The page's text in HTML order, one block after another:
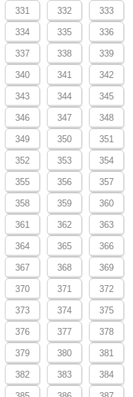
331 332 333
334 335 336
337 338 339
340 341 342
343 344 345
346 347 348
349 350 351
352 353 354
355 356 357
358 359 360
361 362 363
364 365 366
367 368 369
370 371 372
373 374 375
376 377 378
379 380 381
382 383 384